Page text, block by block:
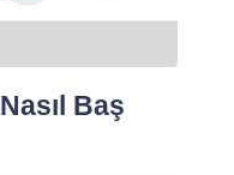
Baş